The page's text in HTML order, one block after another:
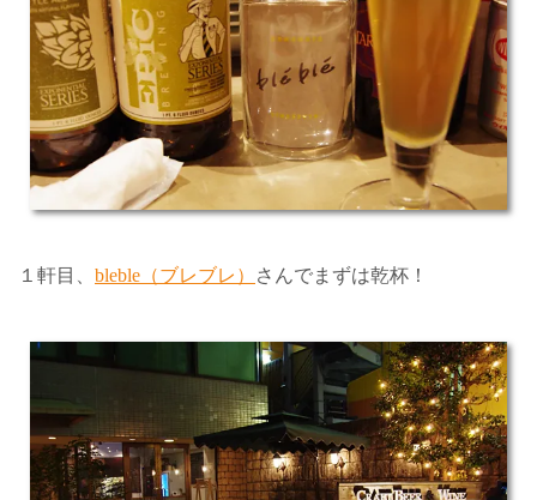
１軒目、 bleble（ブレブレ） さんでまずは乾杯！